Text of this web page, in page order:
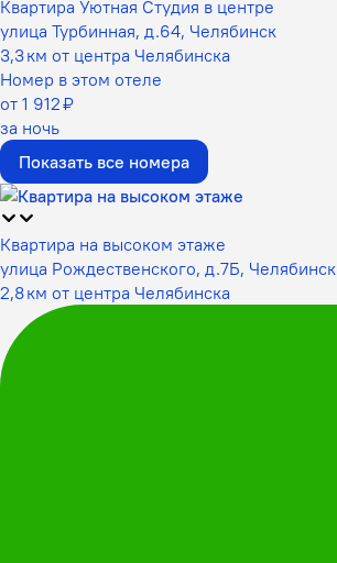
Квартира Уютная Студия в центре
улица Турбинная, д.64, Челябинск
3,3 км от центра Челябинска
Номер в этом отеле
от 1 912 ₽
за ночь
Показать все номера
Квартира на высоком этаже
улица Рождественского, д.7Б, Челябинск
2,8 км от центра Челябинска